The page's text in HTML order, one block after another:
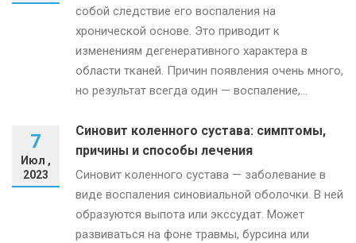
собой следствие его воспаления на
хронической основе. Это приводит к
изменениям дегенеративного характера в
области тканей. Причин появления очень много,
но результат всегда один — воспаление,...
7
Июл ,
2023
Синовит коленного сустава: симптомы,
причины и способы лечения
Синовит коленного сустава — заболевание в
виде воспаления синовиальной оболочки. В ней
образуются выпота или экссудат. Может
развиваться на фоне травмы, бурсина или